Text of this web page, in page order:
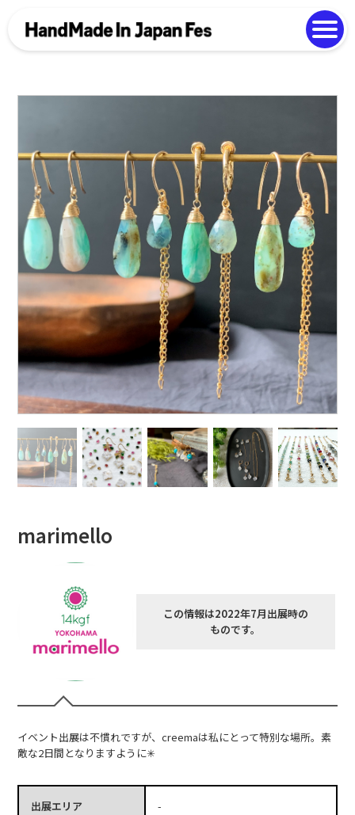
Photo Gallery
marimello
この情報は2022年7月出展時の
ものです。
イベント出展は不慣れですが、creemaは私にとって特別な場所。素
敵な2日間となりますように✳︎
出展エリア -